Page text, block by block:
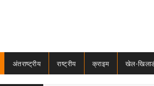
अंतराष्ट्रीय राष्ट्रीय क्राइम खेल-